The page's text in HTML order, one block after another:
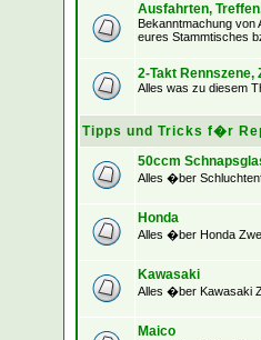
Ausfahrten,
Bekanntmachung von
eures Stammtisches
2-Takt Rennszene,
Alles was zu diesem
Tipps und Tricks f�r
50ccm
Alles �ber
Honda
Alles �ber Honda
Kawasaki
Alles �ber Kawasaki
Maico